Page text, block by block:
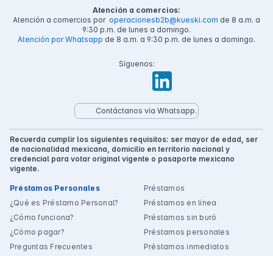
Atención a comercios:
Atención a comercios por operacionesb2b@kueski.com de 8 a.m. a
9:30 p.m. de lunes a domingo.
Atención por Whatsapp de 8 a.m. a 9:30 p.m. de lunes a domingo.
Síguenos:
Contáctanos vía Whatsapp.
Recuerda cumplir los siguientes requisitos: ser mayor de edad, ser
de nacionalidad mexicana, domicilio en territorio nacional y
credencial para votar original vigente o pasaporte mexicano
vigente.
Préstamos Personales
¿Qué es Préstamo Personal?
¿Cómo funciona?
¿Cómo pagar?
Preguntas Frecuentes
Préstamos
Préstamos en línea
Préstamos sin buró
Préstamos personales
Préstamos inmediatos